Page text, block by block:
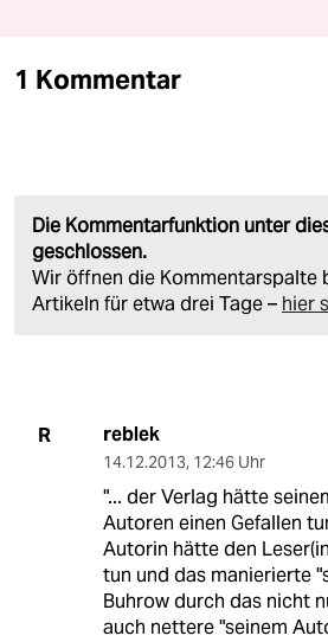
1 Kommentar
Die Kommentarfunktion unter
geschlossen.
Wir öffnen die Kommentarspalte
Artikeln für etwa drei Tage – hier
R reblek
14.12.2013, 12:46 Uhr
"... der Verlag hätte
Autoren einen Gefallen
Autorin hätte den
tun und das manierierte
Buhrow durch das nicht
auch nettere "seinem